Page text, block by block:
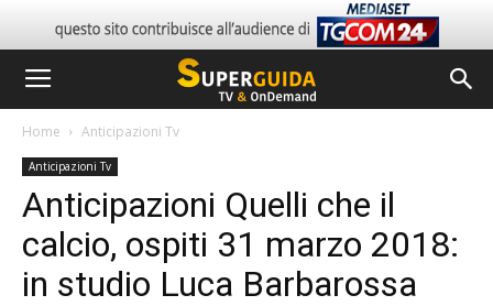
Home Anticipazioni Tv
Anticipazioni Tv
Anticipazioni Quelli che il
calcio, ospiti 31 marzo 2018:
in studio Luca Barbarossa